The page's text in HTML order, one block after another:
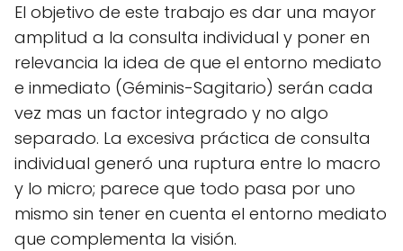
El objetivo de este trabajo es dar una mayor
amplitud a la consulta individual y poner en
relevancia la idea de que el entorno mediato
e inmediato (Géminis-Sagitario) serán cada
vez mas un factor integrado y no algo
separado. La excesiva práctica de consulta
individual generó una ruptura entre lo macro
y lo micro; parece que todo pasa por uno
mismo sin tener en cuenta el entorno mediato
que complementa la visión.